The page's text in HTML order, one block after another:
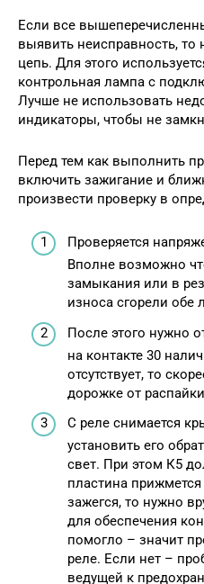
Если все
выявить неисправность,
цепь. Для этого
контрольная лампа с
Лучше не использовать
индикаторы, чтобы не
Перед тем как выполнить
включить зажигание и
произвести проверку в
Проверяется
Вполне возможно
замыкания или в
износа сгорели обе
После этого нужно
на контакте 30
отсутствует, то
дорожке от
С реле снимается
установить его
свет. При этом К5
пластина
зажегся, то нужно
для обеспечения
помогло – значит
реле. Если нет –
ведущей к